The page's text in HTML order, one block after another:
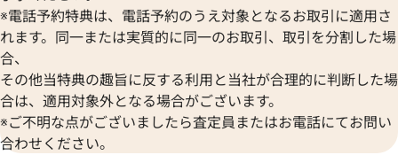
※電話予約特典は、電話予約のうえ対象となるお取引に適用さ
れます。同一または実質的に同一のお取引、取引を分割した場
合、
その他当特典の趣旨に反する利用と当社が合理的に判断した場
合は、適用対象外となる場合がございます。
※ご不明な点がございましたら査定員またはお電話にてお問い
合わせください。